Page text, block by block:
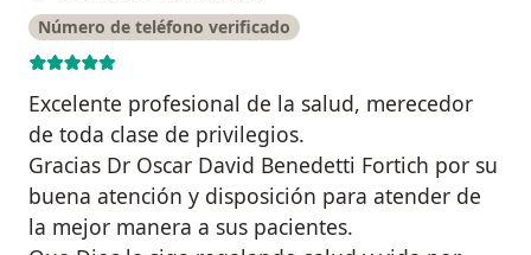
Número de teléfono verificado
Excelente profesional de la salud, merecedor
de toda clase de privilegios.
Gracias Dr Oscar David Benedetti Fortich por su
buena atención y disposición para atender de
la mejor manera a sus pacientes.